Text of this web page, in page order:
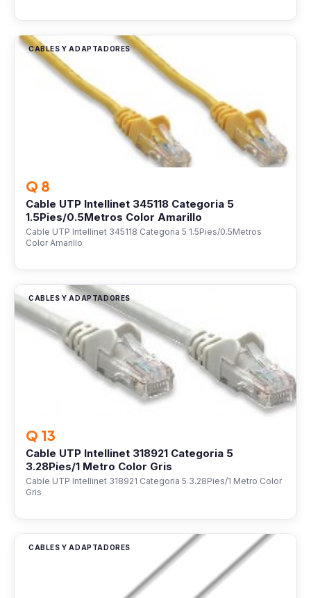
CABLES Y ADAPTADORES
Q 8
Cable UTP Intellinet 345118 Categoria 5
1.5Pies/0.5Metros Color Amarillo
Cable UTP Intellinet 345118 Categoria 5 1.5Pies/0.5Metros
Color Amarillo
CABLES Y ADAPTADORES
Q 13
Cable UTP Intellinet 318921 Categoria 5
3.28Pies/1 Metro Color Gris
Cable UTP Intellinet 318921 Categoria 5 3.28Pies/1 Metro Color
Gris
CABLES Y ADAPTADORES